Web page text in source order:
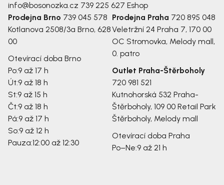
info@bosonozka.cz 739 225 627 Eshop
Prodejna Brno 739 045 578
Kotlanova 2508/3a Brno, 628
00
Otevírací doba Brno
Po:9 až 17 h
Út:9 až 18 h
St:9 až 15 h
Čt:9 až 18 h
Pá:9 až 17 h
So:9 až 12 h
Pauza:12:00 až 12:30
Prodejna Praha 720 895 048
Veletržní 24 Praha 7, 170 00
OC Stromovka, Melody mall,
0. patro
Outlet Praha-Štěrboholy
720 981 521
Kutnohorská 532 Praha-
Štěrboholy, 109 00 Retail Park
Štěrboholy, Melody mall
Otevírací doba Praha
Po–Ne:9 až 21 h